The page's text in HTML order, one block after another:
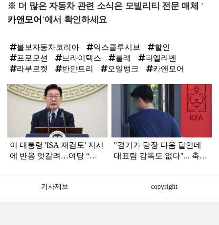
※ 더 많은 자동차 관련 소식은 모빌리티 전문 매체 '
카앤모어 '에서 확인하세요
볼보자동차코리아 익스클루시브
할인
프로모션
브라이텍스 툴레
파엘라벤
라부르켓
반얀트리 오일뱅크 카앤모어
탑
라
이 대통령 'ISA 재검토' 지시
에 반응 엇갈려…여당 “적
"경기가 당장 다음 달인데
대표팀 감독도 없다"... 축구
기사제보 copyright